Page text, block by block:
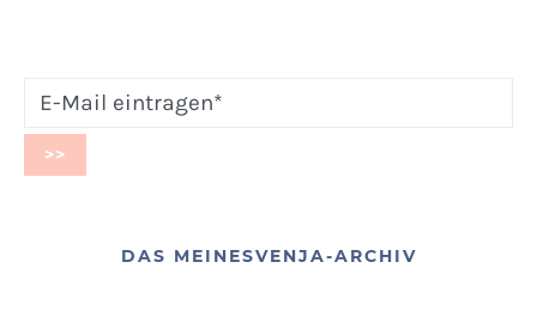
DAS MEINESVENJA-ARCHIV